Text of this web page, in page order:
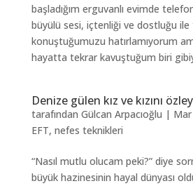
başladığım erguvanlı evimde
büyülü sesi, içtenliği ve dostluğu ile
konuştuğumuzu hatırlamıyorum
hayatta tekrar kavuştuğum biri
Denize gülen kız ve kızını
tarafından Gülcan Arpacıoğlu |
EFT, nefes teknikleri
“Nasıl mutlu olucam peki?” diye
büyük hazinesinin hayal dünyası